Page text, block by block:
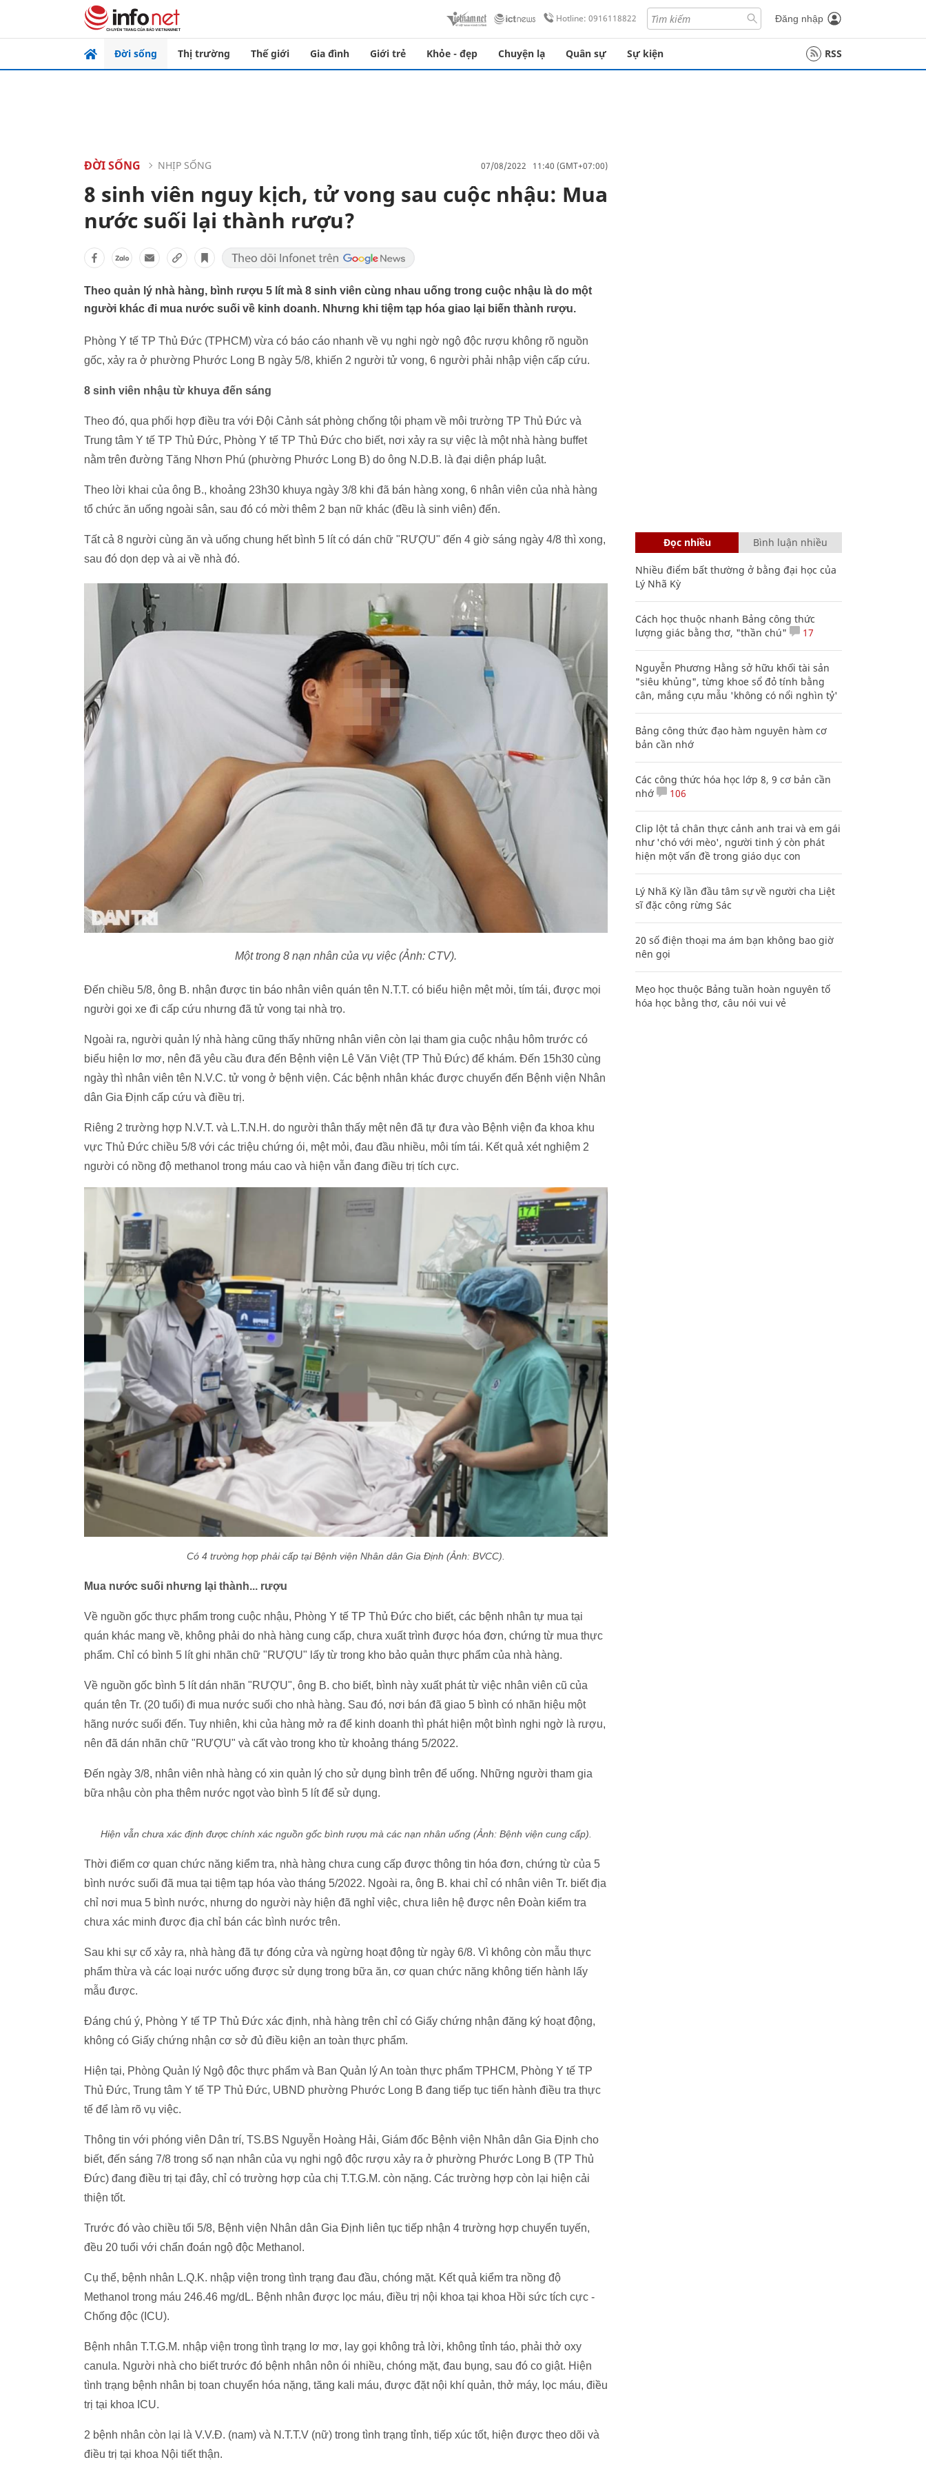
Hotline: 0916118822 Đăng nhập
Đời sống Thị trường Thế giới Gia đình Giới trẻ Khỏe - đẹp Chuyện lạ Quân sự Sự kiện RSS
ĐỜI SỐNG NHỊP SỐNG 07/08/2022 11:40 (GMT+07:00)
8 sinh viên nguy kịch, tử vong sau cuộc nhậu: Mua
nước suối lại thành rượu?
Theo quản lý nhà hàng, bình rượu 5 lít mà 8 sinh viên cùng nhau uống trong cuộc nhậu là do một
người khác đi mua nước suối về kinh doanh. Nhưng khi tiệm tạp hóa giao lại biến thành rượu.
Phòng Y tế TP Thủ Đức (TPHCM) vừa có báo cáo nhanh về vụ nghi ngờ ngộ độc rượu không rõ nguồn
gốc, xảy ra ở phường Phước Long B ngày 5/8, khiến 2 người tử vong, 6 người phải nhập viện cấp cứu.
8 sinh viên nhậu từ khuya đến sáng
Theo đó, qua phối hợp điều tra với Đội Cảnh sát phòng chống tội phạm về môi trường TP Thủ Đức và
Trung tâm Y tế TP Thủ Đức, Phòng Y tế TP Thủ Đức cho biết, nơi xảy ra sự việc là một nhà hàng buffet
nằm trên đường Tăng Nhơn Phú (phường Phước Long B) do ông N.D.B. là đại diện pháp luật.
Theo lời khai của ông B., khoảng 23h30 khuya ngày 3/8 khi đã bán hàng xong, 6 nhân viên của nhà hàng
tổ chức ăn uống ngoài sân, sau đó có mời thêm 2 bạn nữ khác (đều là sinh viên) đến.
Tất cả 8 người cùng ăn và uống chung hết bình 5 lít có dán chữ "RƯỢU" đến 4 giờ sáng ngày 4/8 thì xong,
sau đó dọn dẹp và ai về nhà đó.
Một trong 8 nạn nhân của vụ việc (Ảnh: CTV).
Đến chiều 5/8, ông B. nhận được tin báo nhân viên quán tên N.T.T. có biểu hiện mệt mỏi, tím tái, được mọi
người gọi xe đi cấp cứu nhưng đã tử vong tại nhà trọ.
Ngoài ra, người quản lý nhà hàng cũng thấy những nhân viên còn lại tham gia cuộc nhậu hôm trước có
biểu hiện lơ mơ, nên đã yêu cầu đưa đến Bệnh viện Lê Văn Việt (TP Thủ Đức) để khám. Đến 15h30 cùng
ngày thì nhân viên tên N.V.C. tử vong ở bệnh viện. Các bệnh nhân khác được chuyển đến Bệnh viện Nhân
dân Gia Định cấp cứu và điều trị.
Riêng 2 trường hợp N.V.T. và L.T.N.H. do người thân thấy mệt nên đã tự đưa vào Bệnh viện đa khoa khu
vực Thủ Đức chiều 5/8 với các triệu chứng ói, mệt mỏi, đau đầu nhiều, môi tím tái. Kết quả xét nghiệm 2
người có nồng độ methanol trong máu cao và hiện vẫn đang điều trị tích cực.
Có 4 trường hợp phải cấp tại Bệnh viện Nhân dân Gia Định (Ảnh: BVCC).
Mua nước suối nhưng lại thành... rượu
Về nguồn gốc thực phẩm trong cuộc nhậu, Phòng Y tế TP Thủ Đức cho biết, các bệnh nhân tự mua tại
quán khác mang về, không phải do nhà hàng cung cấp, chưa xuất trình được hóa đơn, chứng từ mua thực
phẩm. Chỉ có bình 5 lít ghi nhãn chữ "RƯỢU" lấy từ trong kho bảo quản thực phẩm của nhà hàng.
Về nguồn gốc bình 5 lít dán nhãn "RƯỢU", ông B. cho biết, bình này xuất phát từ việc nhân viên cũ của
quán tên Tr. (20 tuổi) đi mua nước suối cho nhà hàng. Sau đó, nơi bán đã giao 5 bình có nhãn hiệu một
hãng nước suối đến. Tuy nhiên, khi của hàng mở ra để kinh doanh thì phát hiện một bình nghi ngờ là rượu,
nên đã dán nhãn chữ "RƯỢU" và cất vào trong kho từ khoảng tháng 5/2022.
Đến ngày 3/8, nhân viên nhà hàng có xin quản lý cho sử dụng bình trên để uống. Những người tham gia
bữa nhậu còn pha thêm nước ngọt vào bình 5 lít để sử dụng.
Hiện vẫn chưa xác định được chính xác nguồn gốc bình rượu mà các nạn nhân uống (Ảnh: Bệnh viện cung cấp).
Thời điểm cơ quan chức năng kiểm tra, nhà hàng chưa cung cấp được thông tin hóa đơn, chứng từ của 5
bình nước suối đã mua tại tiệm tạp hóa vào tháng 5/2022. Ngoài ra, ông B. khai chỉ có nhân viên Tr. biết địa
chỉ nơi mua 5 bình nước, nhưng do người này hiện đã nghỉ việc, chưa liên hệ được nên Đoàn kiểm tra
chưa xác minh được địa chỉ bán các bình nước trên.
Sau khi sự cố xảy ra, nhà hàng đã tự đóng cửa và ngừng hoạt động từ ngày 6/8. Vì không còn mẫu thực
phẩm thừa và các loại nước uống được sử dụng trong bữa ăn, cơ quan chức năng không tiến hành lấy
mẫu được.
Đáng chú ý, Phòng Y tế TP Thủ Đức xác định, nhà hàng trên chỉ có Giấy chứng nhận đăng ký hoạt động,
không có Giấy chứng nhận cơ sở đủ điều kiện an toàn thực phẩm.
Hiện tại, Phòng Quản lý Ngộ độc thực phẩm và Ban Quản lý An toàn thực phẩm TPHCM, Phòng Y tế TP
Thủ Đức, Trung tâm Y tế TP Thủ Đức, UBND phường Phước Long B đang tiếp tục tiến hành điều tra thực
tế để làm rõ vụ việc.
Thông tin với phóng viên Dân trí, TS.BS Nguyễn Hoàng Hải, Giám đốc Bệnh viện Nhân dân Gia Định cho
biết, đến sáng 7/8 trong số nạn nhân của vụ nghi ngộ độc rượu xảy ra ở phường Phước Long B (TP Thủ
Đức) đang điều trị tại đây, chỉ có trường hợp của chị T.T.G.M. còn nặng. Các trường hợp còn lại hiện cải
thiện tốt.
Trước đó vào chiều tối 5/8, Bệnh viện Nhân dân Gia Định liên tục tiếp nhận 4 trường hợp chuyển tuyến,
đều 20 tuổi với chẩn đoán ngộ độc Methanol.
Cụ thể, bệnh nhân L.Q.K. nhập viện trong tình trạng đau đầu, chóng mặt. Kết quả kiểm tra nồng độ
Methanol trong máu 246.46 mg/dL. Bệnh nhân được lọc máu, điều trị nội khoa tại khoa Hồi sức tích cực -
Chống độc (ICU).
Bệnh nhân T.T.G.M. nhập viện trong tình trạng lơ mơ, lay gọi không trả lời, không tỉnh táo, phải thở oxy
canula. Người nhà cho biết trước đó bệnh nhân nôn ói nhiều, chóng mặt, đau bụng, sau đó co giật. Hiện
tình trạng bệnh nhân bị toan chuyển hóa nặng, tăng kali máu, được đặt nội khí quản, thở máy, lọc máu, điều
trị tại khoa ICU.
2 bệnh nhân còn lại là V.V.Đ. (nam) và N.T.T.V (nữ) trong tình trạng tỉnh, tiếp xúc tốt, hiện được theo dõi và
điều trị tại khoa Nội tiết thận.
Đọc nhiều Bình luận nhiều
Nhiều điểm bất thường ở bằng đại học của
Lý Nhã Kỳ
Cách học thuộc nhanh Bảng công thức
lượng giác bằng thơ, "thần chú"
17
Nguyễn Phương Hằng sở hữu khối tài sản
"siêu khủng", từng khoe sổ đỏ tính bằng
cân, mắng cựu mẫu 'không có nổi nghìn tỷ'
Bảng công thức đạo hàm nguyên hàm cơ
bản cần nhớ
Các công thức hóa học lớp 8, 9 cơ bản cần
nhớ
106
Clip lột tả chân thực cảnh anh trai và em gái
như 'chó với mèo', người tinh ý còn phát
hiện một vấn đề trong giáo dục con
Lý Nhã Kỳ lần đầu tâm sự về người cha Liệt
sĩ đặc công rừng Sác
20 số điện thoại ma ám bạn không bao giờ
nên gọi
Mẹo học thuộc Bảng tuần hoàn nguyên tố
hóa học bằng thơ, câu nói vui vẻ